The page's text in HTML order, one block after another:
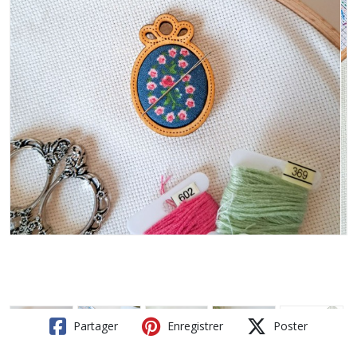
Partager Enregistrer Poster